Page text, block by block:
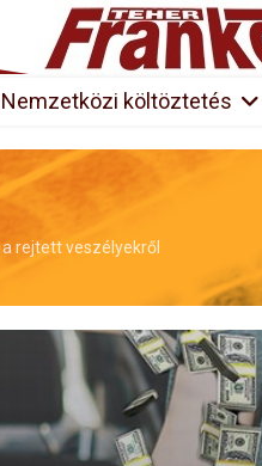
Nemzetközi költöztetés
rejtett veszélyekről